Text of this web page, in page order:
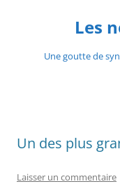
Les
Une goutte de
Un des plus
Laisser un commentaire